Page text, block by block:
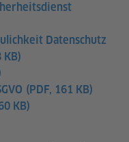
Datenschutz
KB)
(PDF, 161 KB)
KB)